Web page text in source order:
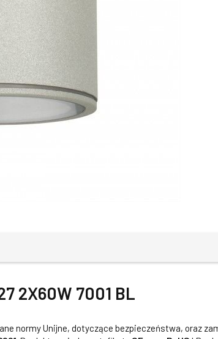
2X60W 7001 BL
normy Unijne, dotyczące bezpieczeństwa, oraz